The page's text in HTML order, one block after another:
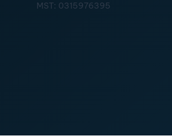
MST: 0315976395